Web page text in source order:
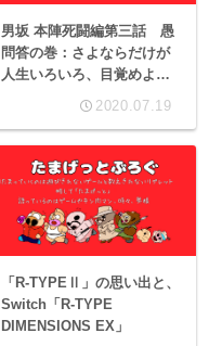
男坂 本陣死闘編第三話 愚
問答の巻：さよならだけが
人生いろいろ、目覚めよセ
2020.07.19
「R-TYPEⅡ」の思い出と、
Switch「R-TYPE
DIMENSIONS EX」